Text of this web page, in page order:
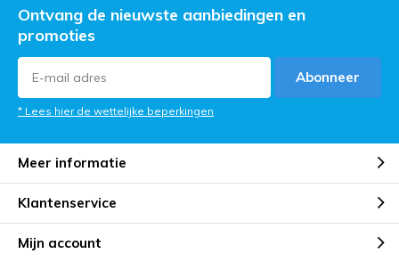
Ontvang de nieuwste aanbiedingen en
promoties
Abonneer
* Lees hier de wettelijke beperkingen
Meer informatie
Klantenservice
Mijn account